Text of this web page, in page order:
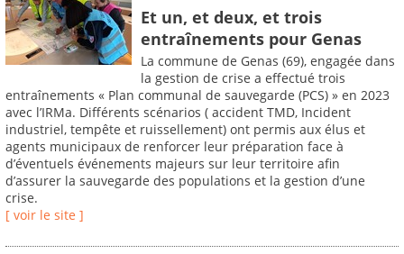
Et un, et deux, et trois
entraînements pour Genas
La commune de Genas (69), engagée dans
la gestion de crise a effectué trois
entraînements « Plan communal de sauvegarde (PCS) » en 2023
avec l’IRMa. Différents scénarios ( accident TMD, Incident
industriel, tempête et ruissellement) ont permis aux élus et
agents municipaux de renforcer leur préparation face à
d’éventuels événements majeurs sur leur territoire afin
d’assurer la sauvegarde des populations et la gestion d’une
crise.
[ voir le site ]